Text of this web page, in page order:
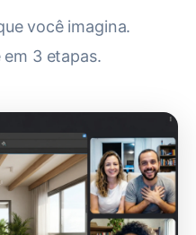
você imagina.
3 etapas.